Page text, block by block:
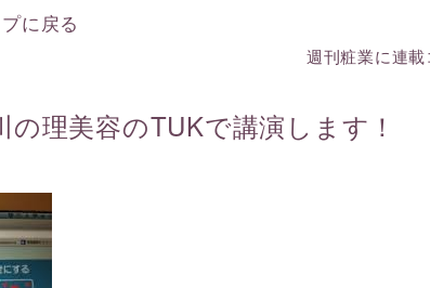
に戻る
週刊粧業に連載
の理美容のTUKで講演します！